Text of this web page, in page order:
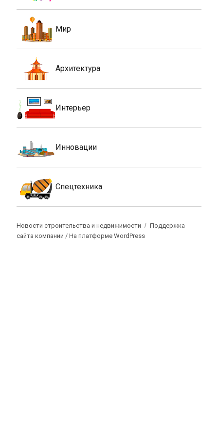
Мир
Архитектура
Интерьер
Инновации
Спецтехника
Новости строительства и недвижимости
Поддержка
сайта компании /На платформе WordPress